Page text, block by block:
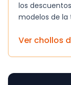
los
modelos de
Ver chollos